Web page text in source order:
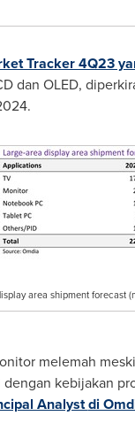
Tracker 4Q23
dan OLED,
area shipment forecast
melemah
kebijakan
Analystdi